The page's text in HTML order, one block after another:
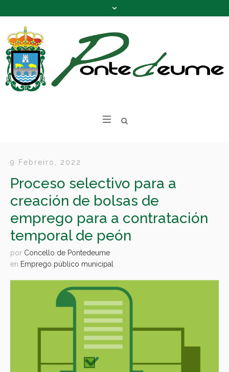
9 Febreiro, 2022
Proceso selectivo para a
creación de bolsas de
emprego para a contratación
temporal de peón
por Concello de Pontedeume
en Emprego público municipal